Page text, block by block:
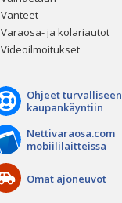
Vanteet
Varaosa- ja kolariautot
Videoilmoitukset
Ohjeet turvalliseen
kaupankäyntiin
Nettivaraosa.com
mobiililaitteissa
Omat ajoneuvot